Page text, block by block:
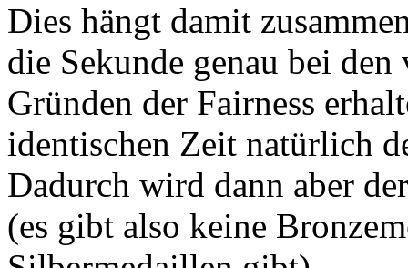
Dies hängt damit
die Sekunde genau bei
Gründen der Fairness
identischen Zeit natürlich
Dadurch wird dann aber
(es gibt also keine